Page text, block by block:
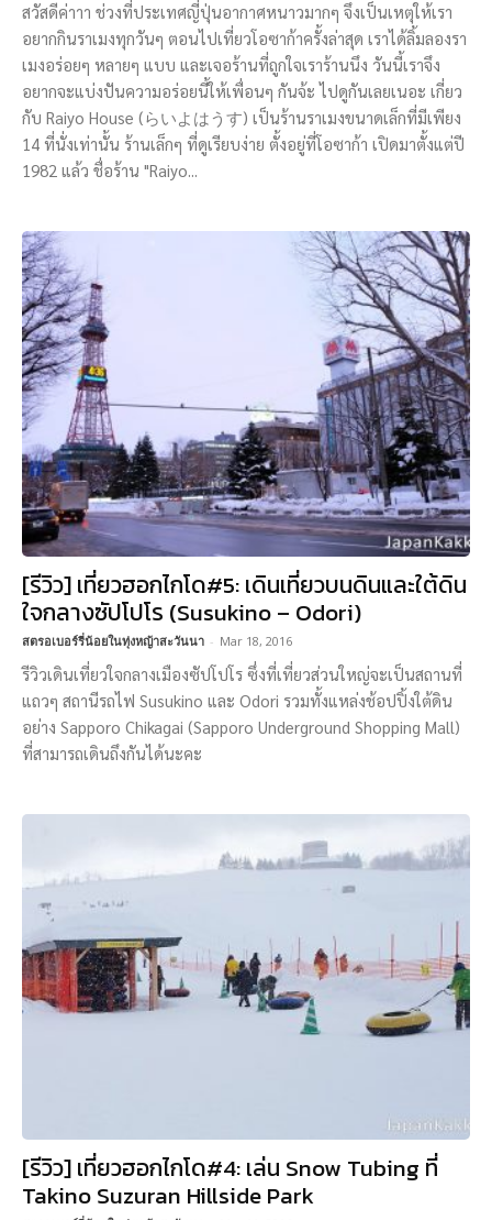
สวัสดีค่าาา ช่วงที่ประเทศญี่ปุ่นอากาศหนาวมากๆ จึงเป็นเหตุให้เรา
อยากกินราเมงทุกวันๆ ตอนไปเที่ยวโอซาก้าครั้งล่าสุด เราได้ลิ้มลองรา
เมงอร่อยๆ หลายๆ แบบ และเจอร้านที่ถูกใจเราร้านนึง วันนี้เราจึง
อยากจะแบ่งปันความอร่อยนี้ให้เพื่อนๆ กันจ้ะ ไปดูกันเลยเนอะ เกี่ยว
กับ Raiyo House (らいよはうす) เป็นร้านราเมงขนาดเล็กที่มีเพียง
14 ที่นั่งเท่านั้น ร้านเล็กๆ ที่ดูเรียบง่าย ตั้งอยู่ที่โอซาก้า เปิดมาตั้งแต่ปี
1982 แล้ว ชื่อร้าน "Raiyo...
[รีวิว] เที่ยวฮอกไกโด#5: เดินเที่ยวบนดินและใต้ดิน
ใจกลางซัปโปโร (Susukino – Odori)
สตรอเบอร์รี่น้อยในทุ่งหญ้าสะวันนา - Mar 18, 2016
รีวิวเดินเที่ยวใจกลางเมืองซัปโปโร ซึ่งที่เที่ยวส่วนใหญ่จะเป็นสถานที่
แถวๆ สถานีรถไฟ Susukino และ Odori รวมทั้งแหล่งช้อปปิ้งใต้ดิน
อย่าง Sapporo Chikagai (Sapporo Underground Shopping Mall)
ที่สามารถเดินถึงกันได้นะคะ
[รีวิว] เที่ยวฮอกไกโด#4: เล่น Snow Tubing ที่
Takino Suzuran Hillside Park